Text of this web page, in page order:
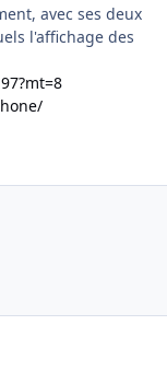
avec ses deux
l'affichage des